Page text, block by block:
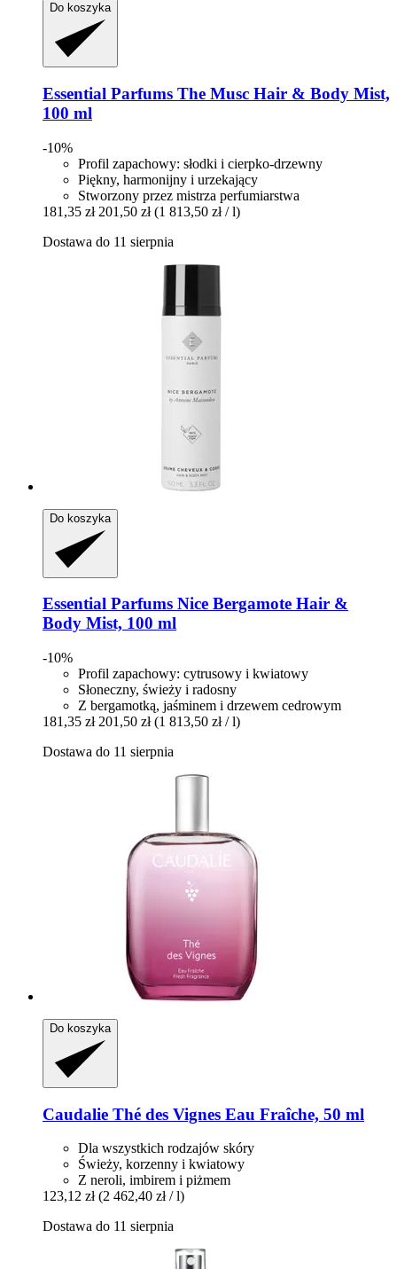
Do koszyka
Essential Parfums The Musc Hair & Body Mist,
100 ml
-10%
Profil zapachowy: słodki i cierpko-drzewny
Piękny, harmonijny i urzekający
Stworzony przez mistrza perfumiarstwa
181,35 zł 201,50 zł (1 813,50 zł / l)
Dostawa do 11 sierpnia
Do koszyka
Essential Parfums Nice Bergamote Hair &
Body Mist, 100 ml
-10%
Profil zapachowy: cytrusowy i kwiatowy
Słoneczny, świeży i radosny
Z bergamotką, jaśminem i drzewem cedrowym
181,35 zł 201,50 zł (1 813,50 zł / l)
Dostawa do 11 sierpnia
Do koszyka
Caudalie Thé des Vignes Eau Fraîche, 50 ml
Dla wszystkich rodzajów skóry
Świeży, korzenny i kwiatowy
Z neroli, imbirem i piżmem
123,12 zł (2 462,40 zł / l)
Dostawa do 11 sierpnia